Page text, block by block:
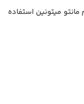
میتونین استفاده